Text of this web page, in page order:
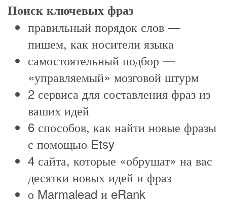
Поиск ключевых фраз
правильный порядок слов —
пишем, как носители языка
самостоятельный подбор —
«управляемый» мозговой штурм
2 сервиса для составления фраз из
ваших идей
6 способов, как найти новые фразы
с помощью Etsy
4 сайта, которые «обрушат» на вас
десятки новых идей и фраз
о Marmalead и eRank